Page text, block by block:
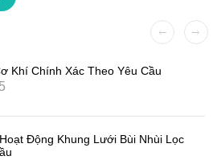
Khí Chính Xác Theo Yêu Cầu
Động Khung Lưới Bùi Nhùi Lọc